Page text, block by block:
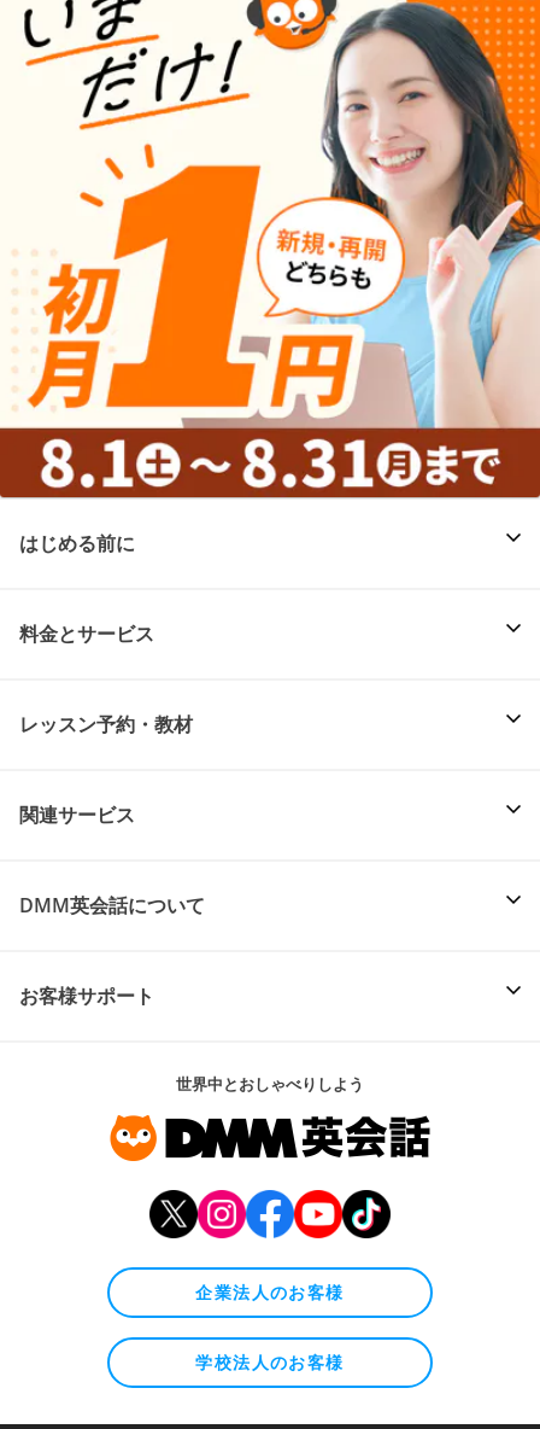
はじめる前に
料金とサービス
レッスン予約・教材
関連サービス
DMM英会話について
お客様サポート
世界中とおしゃべりしよう
企業法人のお客様
学校法人のお客様